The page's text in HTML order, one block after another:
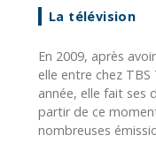
La télévision
En 2009, après
elle entre chez
année, elle fait ses
partir de ce
nombreuses